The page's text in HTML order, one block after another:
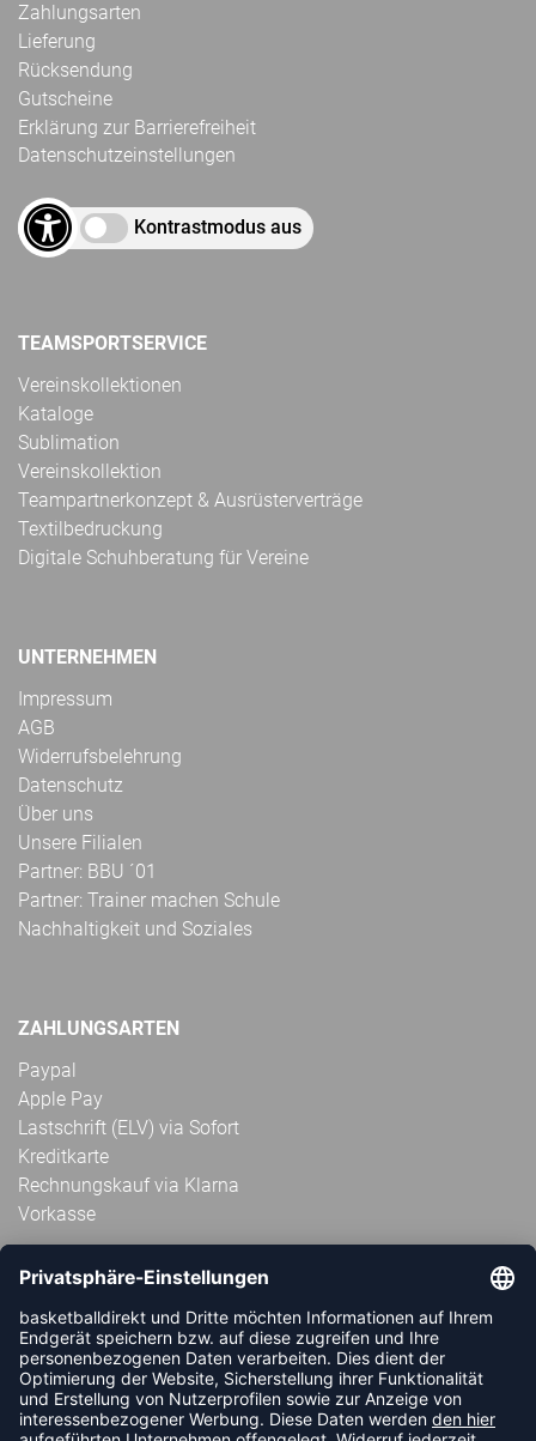
Zahlungsarten
Lieferung
Rücksendung
Gutscheine
Erklärung zur Barrierefreiheit
Datenschutzeinstellungen
Kontrastmodus aus
TEAMSPORTSERVICE
Vereinskollektionen
Kataloge
Sublimation
Vereinskollektion
Teampartnerkonzept & Ausrüsterverträge
Textilbedruckung
Digitale Schuhberatung für Vereine
UNTERNEHMEN
Impressum
AGB
Widerrufsbelehrung
Datenschutz
Über uns
Unsere Filialen
Partner: BBU ´01
Partner: Trainer machen Schule
Nachhaltigkeit und Soziales
ZAHLUNGSARTEN
Paypal
Apple Pay
Lastschrift (ELV) via Sofort
Kreditkarte
Rechnungskauf via Klarna
Vorkasse
ABONNIERE JETZT DEN KOSTENLOSEN
HANDBALLDIREKT-NEWSLETTER UND VERPASSE KEINE
NEUIGKEIT ODER AKTION MEHR.
JETZT ANMELDEN